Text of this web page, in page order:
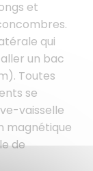
et
qui
un bac
Toutes
se
vaisselle
magnétique
de